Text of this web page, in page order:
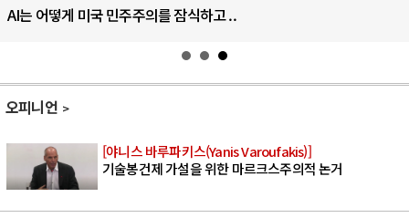
AI는 어떻게 미국 민주주의를 잠식하고 ..
오피니언
[야니스 바루파키스(Yanis Varoufakis)]
기술봉건제 가설을 위한 마르크스주의적 논거